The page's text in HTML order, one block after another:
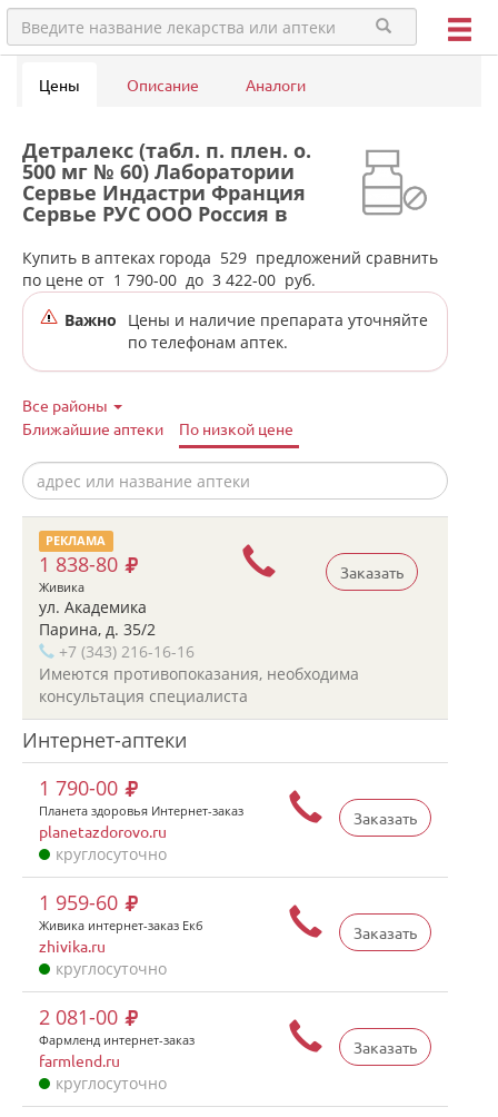
Цены Описание Аналоги
Детралекс (табл. п. плен. о.
500 мг № 60) Лаборатории
Сервье Индастри Франция
Сервье РУС ООО Россия в
аптеках города
Екатеринбурга
Купить в аптеках города 529 предложений сравнить
по цене от 1 790-00 до 3 422-00 руб.
Важно
Цены и наличие препарата уточняйте
по телефонам аптек.
Все районы
Ближайшие аптеки
По низкой цене
РЕКЛАМА
Заказать
1 838-80
Живика
ул. Академика
Парина, д. 35/2
+7 (343) 216-16-16
Имеются противопоказания, необходима
консультация специалиста
Интернет-аптеки
Заказать
1 790-00
Планета здоровья Интернет-заказ
planetazdorovo.ru
круглосуточно
Заказать
1 959-60
Живика интернет-заказ Екб
zhivika.ru
круглосуточно
Заказать
2 081-00
Фармленд интернет-заказ
farmlend.ru
круглосуточно